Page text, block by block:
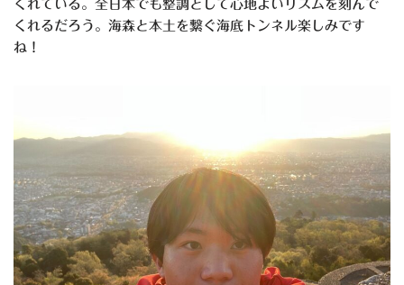
くれている。全日本でも整調として心地よいリズムを刻んで
くれるだろう。海森と本土を繋ぐ海底トンネル楽しみです
ね！